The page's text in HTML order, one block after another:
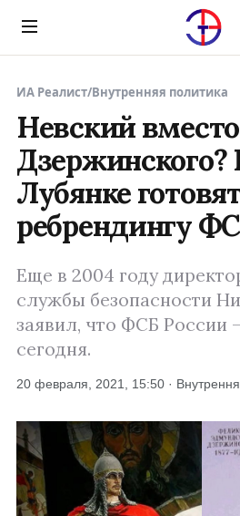
Menu
ИА Реалист/Внутренняя политика
Невский вместо
Дзержинского?
Лубянке
ребрендингу
Еще в 2004 году
службы безопасности
заявил, что ФСБ России
сегодня.
20 февраля, 2021, 15:50 ·